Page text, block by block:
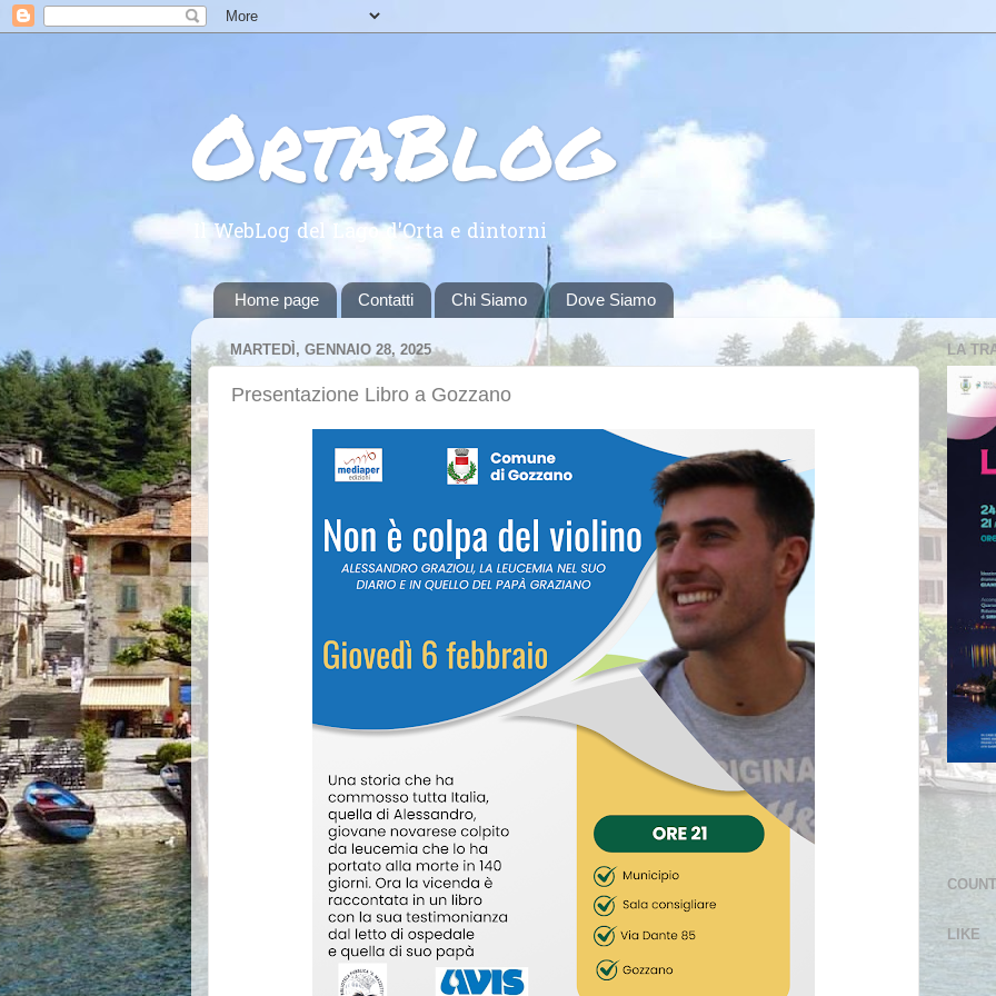
OrtaBlog
Il WebLog del Lago d'Orta e dintorni
Home page Contatti Chi Siamo Dove Siamo
MARTEDÌ, GENNAIO 28, 2025
Presentazione Libro a Gozzano
LA
LIKE